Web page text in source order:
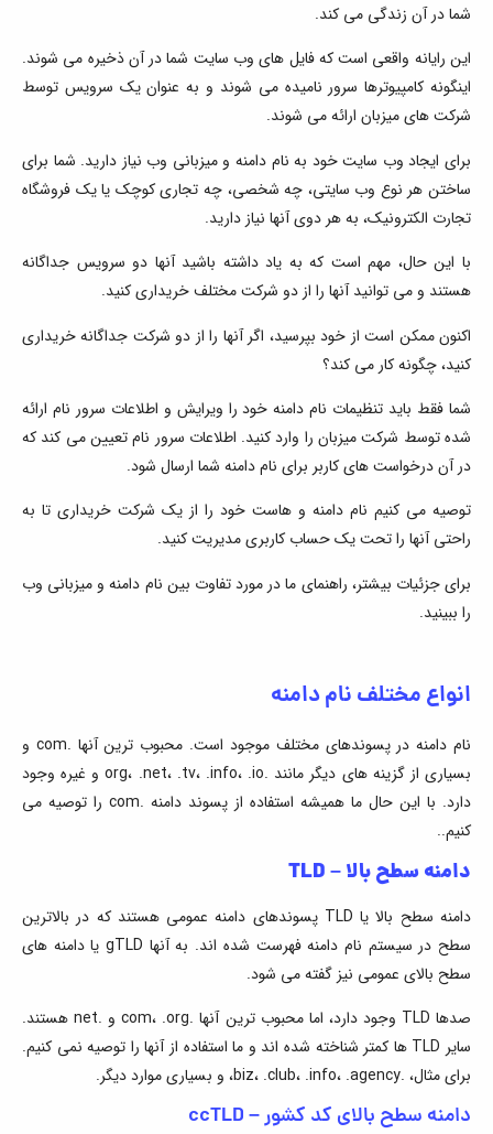
شما در آن زندگی می کند.
این رایانه واقعی است که فایل های وب سایت شما در آن ذخیره می شوند.
اینگونه کامپیوترها سرور نامیده می شوند و به عنوان یک سرویس توسط
شرکت های میزبان ارائه می شوند.
برای ایجاد وب سایت خود به نام دامنه و میزبانی وب نیاز دارید. شما برای
ساختن هر نوع وب سایتی، چه شخصی، چه تجاری کوچک یا یک فروشگاه
تجارت الکترونیک، به هر دوی آنها نیاز دارید.
با این حال، مهم است که به یاد داشته باشید آنها دو سرویس جداگانه
هستند و می توانید آنها را از دو شرکت مختلف خریداری کنید.
اکنون ممکن است از خود بپرسید، اگر آنها را از دو شرکت جداگانه خریداری
کنید، چگونه کار می کند؟
شما فقط باید تنظیمات نام دامنه خود را ویرایش و اطلاعات سرور نام ارائه
شده توسط شرکت میزبان را وارد کنید. اطلاعات سرور نام تعیین می کند که
در آن درخواست های کاربر برای نام دامنه شما ارسال شود.
توصیه می کنیم نام دامنه و هاست خود را از یک شرکت خریداری تا به
راحتی آنها را تحت یک حساب کاربری مدیریت کنید.
برای جزئیات بیشتر، راهنمای ما در مورد تفاوت بین نام دامنه و میزبانی وب
را ببینید.
انواع مختلف نام دامنه
نام دامنه در پسوندهای مختلف موجود است. محبوب ترین آنها .com و
بسیاری از گزینه های دیگر مانند .org، .net، .tv، .info، .io و غیره وجود
دارد. با این حال ما همیشه استفاده از پسوند دامنه .com را توصیه می
کنیم..
دامنه سطح بالا – TLD
دامنه سطح بالا یا TLD پسوندهای دامنه عمومی هستند که در بالاترین
سطح در سیستم نام دامنه فهرست شده اند. به آنها gTLD یا دامنه های
سطح بالای عمومی نیز گفته می شود.
صدها TLD وجود دارد، اما محبوب ترین آنها .com، .org و .net هستند.
سایر TLD ها کمتر شناخته شده اند و ما استفاده از آنها را توصیه نمی کنیم.
برای مثال، .biz، .club، .info، .agency، و بسیاری موارد دیگر.
دامنه سطح بالای کد کشور – ccTLD